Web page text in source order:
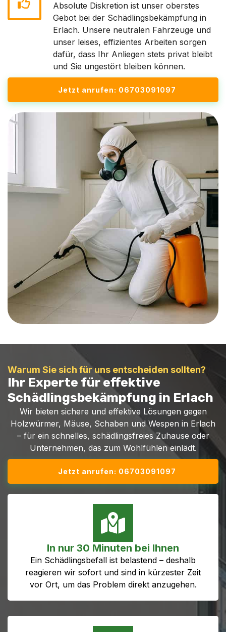
Absolute Diskretion ist unser oberstes
Gebot bei der Schädlingsbekämpfung in
Erlach. Unsere neutralen Fahrzeuge und
unser leises, effizientes Arbeiten sorgen
dafür, dass Ihr Anliegen stets privat bleibt
und Sie ungestört bleiben können.
Jetzt anrufen: 06703091097
Warum Sie sich für uns entscheiden sollten?
Ihr Experte für effektive
Schädlingsbekämpfung in Erlach
Wir bieten sichere und effektive Lösungen gegen
Holzwürmer, Mäuse, Schaben und Wespen in Erlach
– für ein schnelles, schädlingsfreies Zuhause oder
Unternehmen, das zum Wohlfühlen einlädt.
Jetzt anrufen: 06703091097
In nur 30 Minuten bei Ihnen
Ein Schädlingsbefall ist belastend – deshalb
reagieren wir sofort und sind in kürzester Zeit
vor Ort, um das Problem direkt anzugehen.